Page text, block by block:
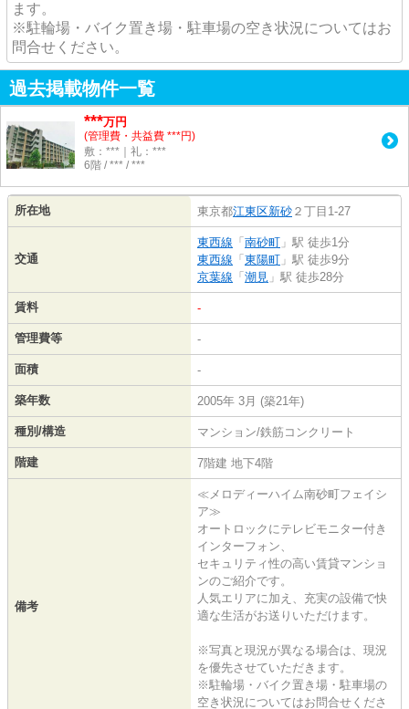
ます。
※駐輪場・バイク置き場・駐車場の空き状況についてはお
問合せください。
過去掲載物件一覧
***万円
(管理費・共益費 ***円)
敷：***｜礼：***
6階 / *** / ***
所在地 東京都江東区新砂 ２丁目1-27
交通
東西線 「 南砂町 」駅 徒歩1分
東西線 「 東陽町 」駅 徒歩9分
京葉線 「 潮見 」駅 徒歩28分
賃料 -
管理費等 -
面積 -
築年数 2005年 3月 (築21年)
種別/構造 マンション/鉄筋コンクリート
階建 7階建 地下4階
備考
≪メロディーハイム南砂町フェイシ
ア≫
オートロックにテレビモニター付き
インターフォン、
セキュリティ性の高い賃貸マンショ
ンのご紹介です。
人気エリアに加え、充実の設備で快
適な生活がお送りいただけます。
※写真と現況が異なる場合は、現況
を優先させていただきます。
※駐輪場・バイク置き場・駐車場の
空き状況についてはお問合せくださ